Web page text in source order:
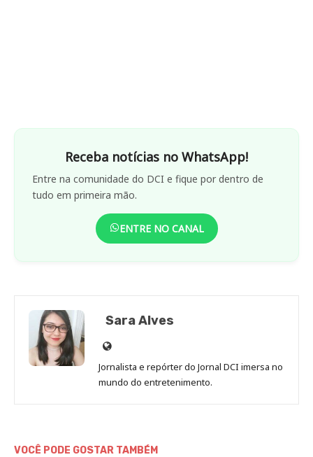
Receba notícias no WhatsApp!
Entre na comunidade do DCI e fique por dentro de
tudo em primeira mão.
ENTRE NO CANAL
Sara Alves
Site
de
Sara
Jornalista e repórter do Jornal DCI imersa no
mundo do entretenimento.
VOCÊ PODE GOSTAR TAMBÉM